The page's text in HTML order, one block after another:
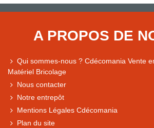
A PROPOS DE
Qui sommes-nous ? Cdécomania Vente
Matériel Bricolage
Nous contacter
Notre entrepôt
Mentions Légales Cdécomania
Plan du site